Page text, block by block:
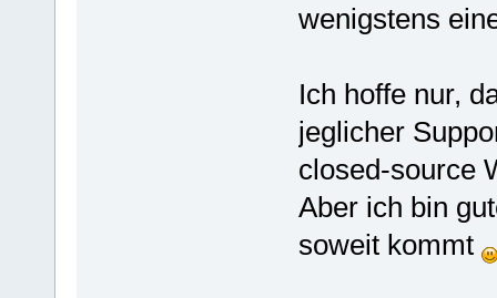
wenigstens
Ich hoffe nur,
jeglicher
closed-source
Aber ich bin
soweit kommt